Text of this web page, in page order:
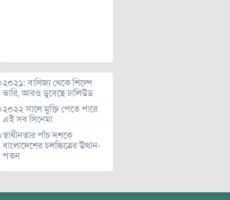
২০২১: বাণিজ্য থেকে শিল্পে
ভারি, আরও ডুবেছে ঢালিউড
২০২২ সালে মুক্তি পেতে পারে
এই সব সিনেমা
স্বাধীনতার পাঁচ দশকে
বাংলাদেশের চলচ্চিত্রের উত্থান-
পতন